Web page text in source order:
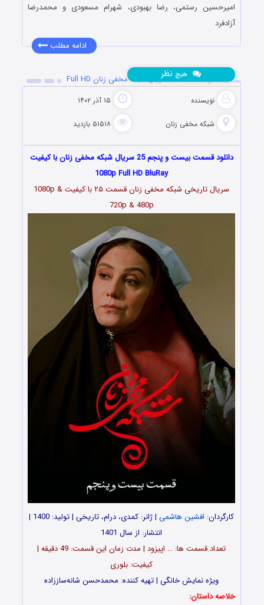
امیرحسین رستمی، رضا بهبودی، شهرام مسعودی و محمدرضا
آزادفرد
ادامه مطلب
دانلود قسمت 25 سریال شبکه مخفی زنان Full HD
نویسنده ۱۵ آذر ۱۴۰۲
شبکه مخفی زنان ۵۱۵۱۸ بازدید
هیچ نظر
دانلود قسمت بیست و پنجم 25 سریال شبکه مخفی زنان با کیفیت
1080p Full HD BluRay
سریال تاریخی شبکه مخفی زنان قسمت۲۵
با کیفیت 1080p &
720p & 480p
کارگردان: افشین هاشمی
| ژانر: کمدی، درام، تاریخی | تولید: 1400 |
انتشار: از سال 1401
تعداد قسمت ‎ها: … اپیزود | مدت زمان این قسمت: 49 دقیقه |
کیفیت: بلوری
ویژه نمایش خانگی | تهیه کننده: محمدحسن شانه‌ساززاده
خلاصه داستان: